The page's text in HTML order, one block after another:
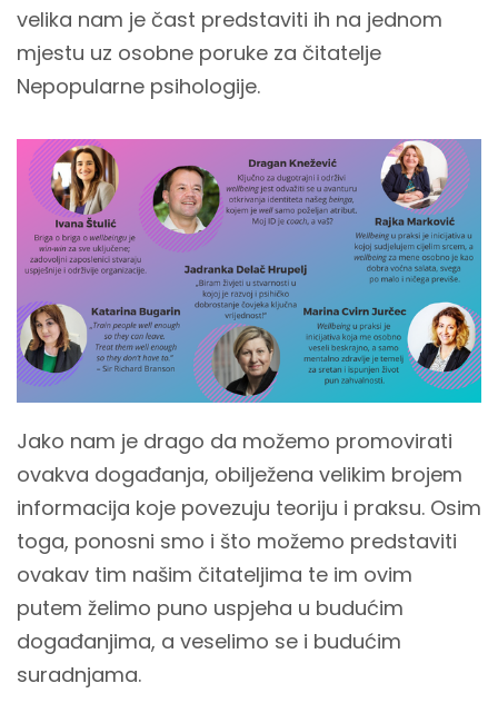
velika nam je čast predstaviti ih na jednom
mjestu uz osobne poruke za čitatelje
Nepopularne psihologije.
Jako nam je drago da možemo promovirati
ovakva događanja, obilježena velikim brojem
informacija koje povezuju teoriju i praksu. Osim
toga, ponosni smo i što možemo predstaviti
ovakav tim našim čitateljima te im ovim
putem želimo puno uspjeha u budućim
događanjima, a veselimo se i budućim
suradnjama.